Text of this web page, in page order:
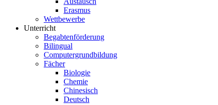
Erasmus
Wettbewerbe
Unterricht
Begabtenförderung
Bilingual
Computergrundbildung
Fächer
Biologie
Chemie
Chinesisch
Deutsch